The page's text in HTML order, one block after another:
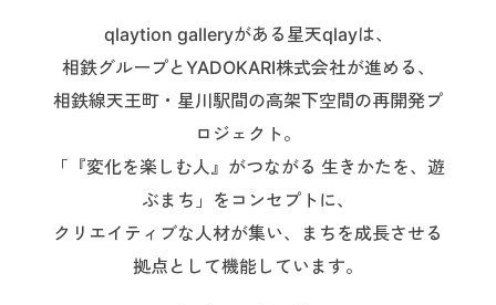
qlaytion galleryがある星天qlayは、
相鉄グループとYADOKARI株式会社が進める、
相鉄線天王町・星川駅間の高架下空間の再開発プ
ロジェクト。
「『変化を楽しむ人』がつながる 生きかたを、遊
ぶまち」をコンセプトに、
クリエイティブな人材が集い、まちを成長させる
拠点として機能しています。